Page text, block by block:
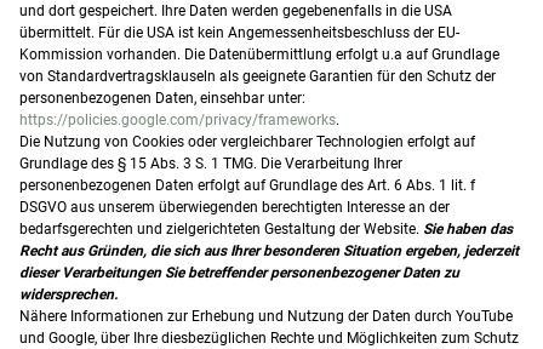
und dort gespeichert. Ihre Daten werden gegebenenfalls in die USA
übermittelt. Für die USA ist kein Angemessenheitsbeschluss der EU-
Kommission vorhanden. Die Datenübermittlung erfolgt u.a auf Grundlage
von Standardvertragsklauseln als geeignete Garantien für den Schutz der
personenbezogenen Daten, einsehbar unter:
https://policies.google.com/privacy/frameworks.
Die Nutzung von Cookies oder vergleichbarer Technologien erfolgt auf
Grundlage des § 15 Abs. 3 S. 1 TMG. Die Verarbeitung Ihrer
personenbezogenen Daten erfolgt auf Grundlage des Art. 6 Abs. 1 lit. f
DSGVO aus unserem überwiegenden berechtigten Interesse an der
bedarfsgerechten und zielgerichteten Gestaltung der Website. Sie haben das
Recht aus Gründen, die sich aus Ihrer besonderen Situation ergeben, jederzeit
dieser Verarbeitungen Sie betreffender personenbezogener Daten zu
widersprechen.
Nähere Informationen zur Erhebung und Nutzung der Daten durch YouTube
und Google, über Ihre diesbezüglichen Rechte und Möglichkeiten zum Schutz